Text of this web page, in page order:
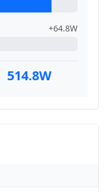
+64.8W
514.8W